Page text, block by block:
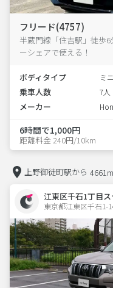
フリード(4757)
半蔵門線「住吉駅」徒歩
ーシェアで使える！
ボディタイプ ミ
乗車人数 7人
メーカー
6時間で1,000円
距離料金 240円/10km
上野御徒町駅から 4661m
江東区千石1丁目
東京都江東区千石1-